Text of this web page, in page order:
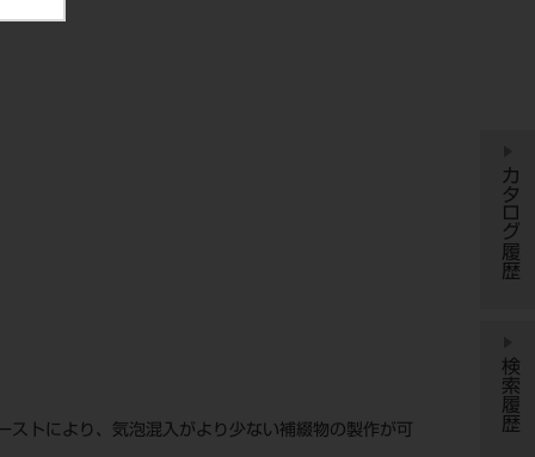
トにより、気泡混入がより少ない補綴物の製作が可
カタログ履歴
検索履歴